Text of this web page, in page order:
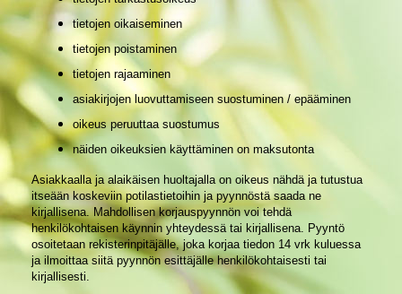
tietojen oikaiseminen
tietojen poistaminen
tietojen rajaaminen
asiakirjojen luovuttamiseen suostuminen / epääminen
oikeus peruuttaa suostumus
näiden oikeuksien käyttäminen on maksutonta
Asiakkaalla ja alaikäisen huoltajalla on oikeus nähdä ja tutustua
itseään koskeviin potilastietoihin ja pyynnöstä saada ne
kirjallisena. Mahdollisen korjauspyynnön voi tehdä
henkilökohtaisen käynnin yhteydessä tai kirjallisena. Pyyntö
osoitetaan rekisterinpitäjälle, joka korjaa tiedon 14 vrk kuluessa
ja ilmoittaa siitä pyynnön esittäjälle henkilökohtaisesti tai
kirjallisesti.